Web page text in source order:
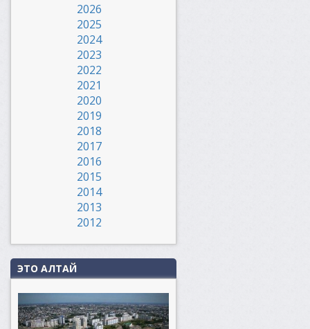
2026
2025
2024
2023
2022
2021
2020
2019
2018
2017
2016
2015
2014
2013
2012
ЭТО АЛТАЙ